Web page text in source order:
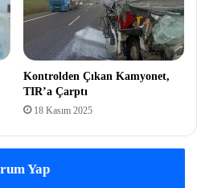
Kontrolden Çıkan Kamyonet,
TIR’a Çarptı
18 Kasım 2025
Yap